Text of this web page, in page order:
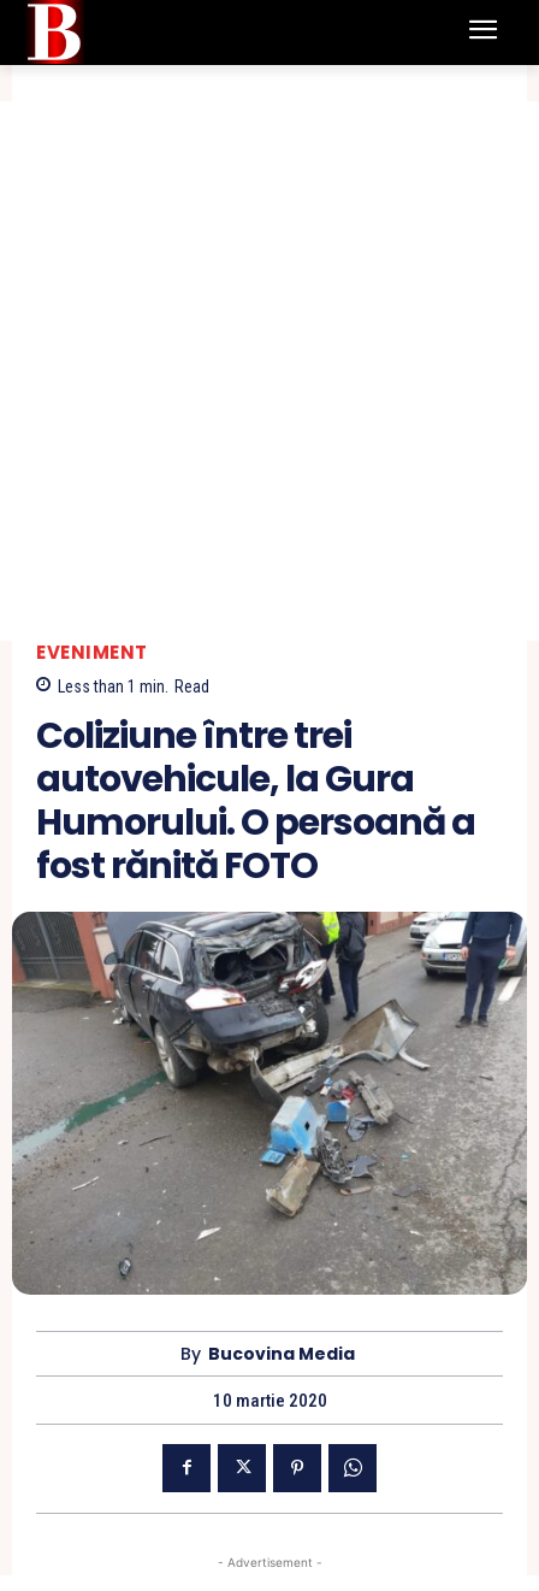
EVENIMENT
Less than 1 min. Read
Coliziune între trei
autovehicule, la Gura
Humorului. O persoană a
fost rănită FOTO
By Bucovina Media
10 martie 2020
- Advertisement -